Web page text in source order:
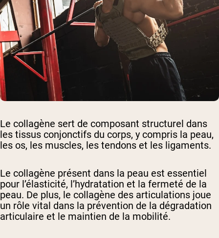
Le collagène sert de composant structurel dans
les tissus conjonctifs du corps, y compris la peau,
les os, les muscles, les tendons et les ligaments.
Le collagène présent dans la peau est essentiel
pour l’élasticité, l’hydratation et la fermeté de la
peau. De plus, le collagène des articulations joue
un rôle vital dans la prévention de la dégradation
articulaire et le maintien de la mobilité.